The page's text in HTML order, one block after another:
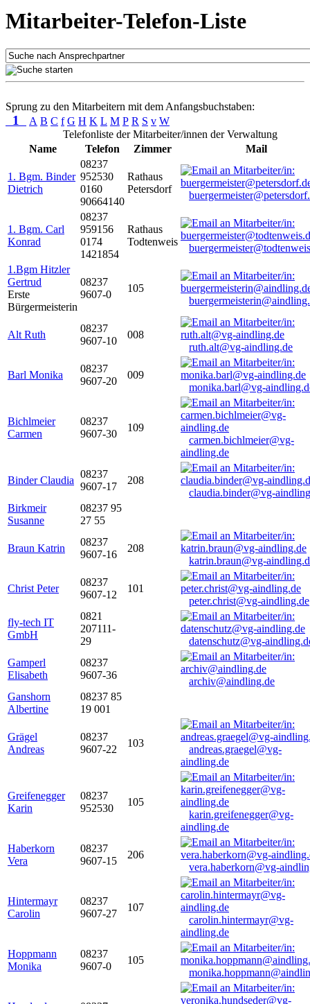
Mitarbeiter-Telefon-Liste
Sprung zu den Mitarbeitern mit dem Anfangsbuchstaben:
1 A B C f G H K L M P R S v W
Telefonliste der Mitarbeiter/innen der Verwaltung
Name
Telefon Zimmer Mail
1. Bgm. Binder
Dietrich
08237
952530
0160
90664140
Rathaus
Petersdorf
1. Bgm. Carl
Konrad
08237
959156
0174
1421854
Rathaus
Todtenweis
1.Bgm Hitzler
Gertrud
Erste
Bürgermeisterin
08237
9607-0
105
Alt Ruth
08237
9607-10
008
ruth.alt@vg-aindling.de
Barl Monika
08237
9607-20
009
monika.barl@vg-
Bichlmeier
Carmen
08237
9607-30
109
carmen.bichlmeier@vg-
aindling.de
Binder Claudia
08237
9607-17
208
claudia.binder@vg-
Birkmeir
Susanne
08237 95
27 55
Braun Katrin
08237
9607-16
208
katrin.braun@vg-
Christ Peter
08237
9607-12
101
peter.christ@vg-aindling.de
fly-tech IT
GmbH
0821
207111-
29
datenschutz@vg-
Gamperl
Elisabeth
08237
9607-36
archiv@aindling.de
Ganshorn
Albertine
08237 85
19 001
Grägel
Andreas
08237
9607-22
103
andreas.graegel@vg-
aindling.de
Greifenegger
Karin
08237
952530
105
karin.greifenegger@vg-
aindling.de
Haberkorn
Vera
08237
9607-15
206
vera.haberkorn@vg-
Hintermayr
Carolin
08237
9607-27
107
carolin.hintermayr@vg-
aindling.de
Hoppmann
Monika
08237
9607-0
105